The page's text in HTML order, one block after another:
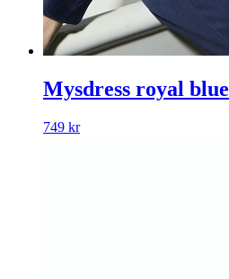
Mysdress royal blue
749 kr